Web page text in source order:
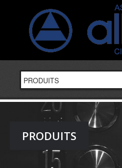
PRODUITS